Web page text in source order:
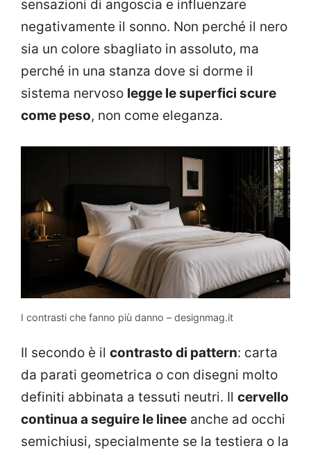
sensazioni di angoscia e influenzare
negativamente il sonno. Non perché il nero
sia un colore sbagliato in assoluto, ma
perché in una stanza dove si dorme il
sistema nervoso legge le superfici scure
come peso, non come eleganza.
I contrasti che fanno più danno – designmag.it
Il secondo è il contrasto di pattern: carta
da parati geometrica o con disegni molto
definiti abbinata a tessuti neutri. Il cervello
continua a seguire le linee anche ad occhi
semichiusi, specialmente se la testiera o la